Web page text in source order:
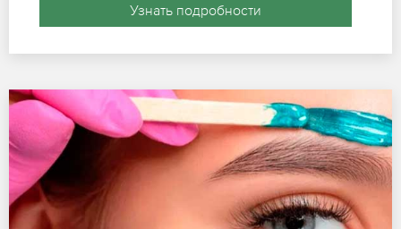
Узнать подробности